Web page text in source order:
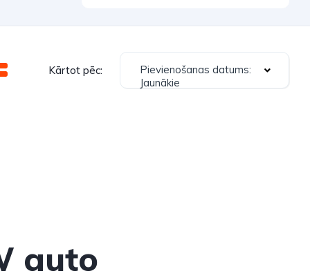
Kārtot pēc:
Pievienošanas datums:
Jaunākie
auto